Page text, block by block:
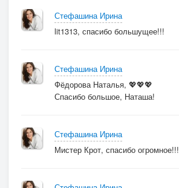
Стефашина Ирина
lit1313, спасибо большущее!!!
Стефашина Ирина
Фёдорова Наталья, 💖💖💖
Спасибо большое, Наташа!
Стефашина Ирина
Мистер Крот, спасибо огромное!!!